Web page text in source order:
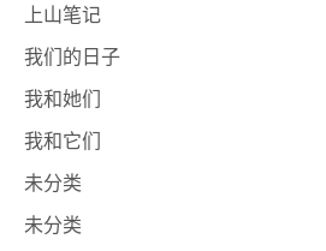
上山笔记
我们的日子
我和她们
我和它们
未分类
未分类